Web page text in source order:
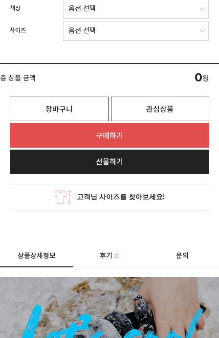
색상
사이즈
총 상품 금액 0원
장바구니 관심상품
구매하기
선물하기
상품상세정보 후기0 문의